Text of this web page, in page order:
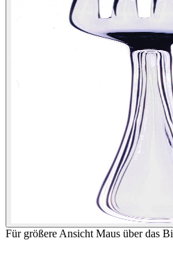
Für größere Ansicht Maus über das